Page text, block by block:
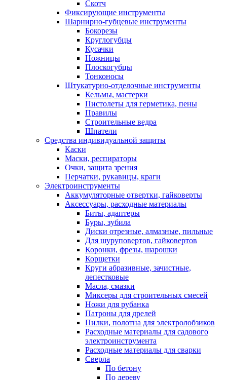
Скотч
Фиксирующие инструменты
Шарнирно-губцевые инструменты
Бокорезы
Круглогубцы
Кусачки
Ножницы
Плоскогубцы
Тонконосы
Штукатурно-отделочные инструменты
Кельмы, мастерки
Пистолеты для герметика, пены
Правилы
Строительные ведра
Шпатели
Средства индивидуальной защиты
Каски
Маски, респираторы
Очки, защита зрения
Перчатки, рукавицы, краги
Электроинструменты
Аккумуляторные отвертки, гайковерты
Аксессуары, расходные материалы
Биты, адаптеры
Буры, зубила
Диски отрезные, алмазные, пильные
Для шуруповертов, гайковертов
Коронки, фрезы, шарошки
Корщетки
Круги абразивные, зачистные,
лепестковые
Масла, смазки
Миксеры для строительных смесей
Ножи для рубанка
Патроны для дрелей
Пилки, полотна для электролобзиков
Расходные материалы для садового
электроинструмента
Расходные материалы для сварки
Сверла
По бетону
По дереву